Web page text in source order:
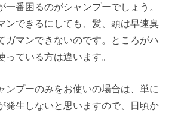
一番困るのがシャンプーでしょう。
ンできるにしても、髪、頭は早速臭
ガマンできないのです。ところがハ
っている方は違います。
ンプーのみをお使いの場合は、単に
発生しないと思いますので、日頃か